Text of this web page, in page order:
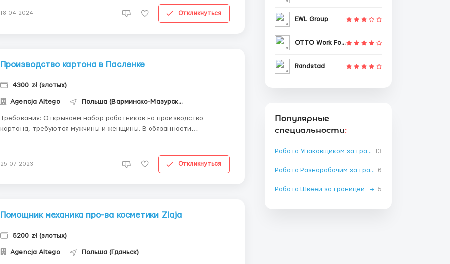
готовой, потрошить и чистить, мыть ничего не надо!!!, и ...
18-04-2024 Откликнуться
Производство картона в Пасленке
4300 zł (злотых)
Agencja Altego Польша (Варминско-Мазурское воеводство)
Требования: Открываем набор работников на производство
картона, требуются мужчины и женщины. В обязанности
контроль качества, удаление ненужных картонных элементов...
25-07-2023 Откликнуться
Помощник механика про-ва косметики Ziaja
5200 zł (злотых)
Agencja Altego Польша (Гданьск)
EWL Group
OTTO Work Force
Randstad
Популярные
специальности:
Работа Упаковщиком за границей 13
Работа Разнорабочим за границей 6
Работа Швеёй за границей → 5